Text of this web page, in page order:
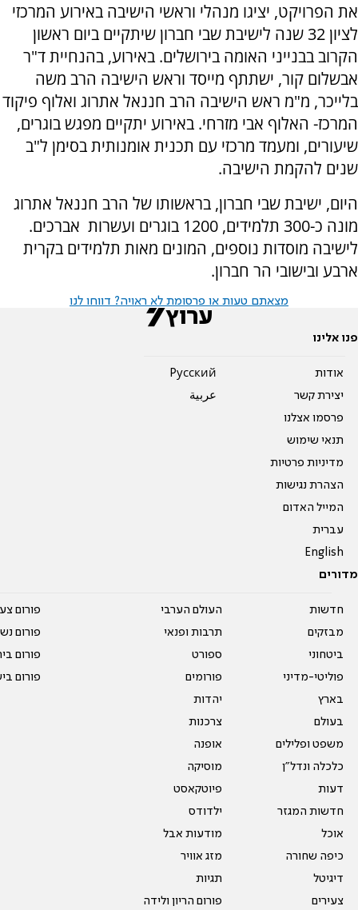
את הפרויקט, יציגו מנהלי וראשי הישיבה באירוע המרכזי
לציון 32 שנה לישיבת שבי חברון שיתקיים ביום ראשון
הקרוב בבנייני האומה בירושלים. באירוע, בהנחיית ד"ר
אבשלום קור, ישתתף מייסד וראש הישיבה הרב משה
בלייכר, מ"מ ראש הישיבה הרב חננאל אתרוג ואלוף פיקוד
המרכז- האלוף אבי מזרחי. באירוע יתקיים מפגש בוגרים,
שיעורים, ומעמד מרכזי עם תכנית אומנותית בסימן ל"ב
שנים להקמת הישיבה.
היום, ישיבת שבי חברון, בראשותו של הרב חננאל אתרוג
מונה כ-300 תלמידים, 1200 בוגרים ועשרות אברכים.
לישיבה מוסדות נוספים, המונים מאות תלמידים בקרית
ארבע ובישובי הר חברון.
מצאתם טעות או פרסומת לא ראויה? דווחו לנו
פנו אלינו
אודות
יצירת קשר
פרסמו אצלנו
תנאי שימוש
מדיניות פרטיות
הצהרת נגישות
המייל האדום
עברית
English
Pусский
عربية
מדורים
חדשות
מבזקים
ביטחוני
פוליטי-מדיני
בארץ
בעולם
משפט ופלילים
כלכלה ונדל"ן
דעות
חדשות המגזר
אוכל
כיפה שחורה
דיגיטל
צעירים
העולם הערבי
תרבות ופנאי
ספורט
פורומים
יהדות
צרכנות
אופנה
מוסיקה
פיוטקאסט
ילדודס
מודעות אבל
מזג אוויר
תגיות
פורום הריון ולידה
פורום
פורום
פורום
פורום